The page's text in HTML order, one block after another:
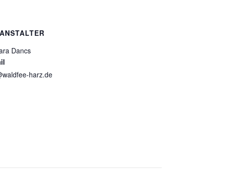
Dancs
harz.de